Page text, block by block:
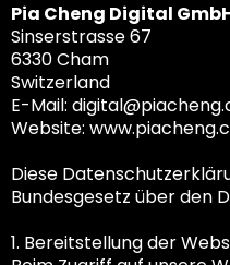
Pia Cheng Digital
Sinserstrasse 67
6330 Cham
Switzerland
E-Mail:
Website:
Diese
Bundesgesetz über den
1. Bereitstellung der